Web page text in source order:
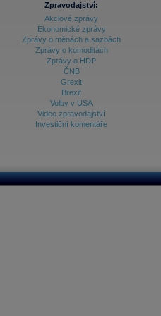
Databanka - Ekonomický růst
Databanka - Indexy
Databanka - Měnové kurzy
Databanka - Trh práce
Databanka - Úrokové sazby
Databanka - Veřejné rozpočty
Databanka akcie - Svět
Zpravodajství:
Akciové zprávy
Ekonomické zprávy
Zprávy o měnách a sazbách
Zprávy o komoditách
Zprávy o HDP
ČNB
Grexit
Brexit
Volby v USA
Video zpravodajství
Investiční komentáře